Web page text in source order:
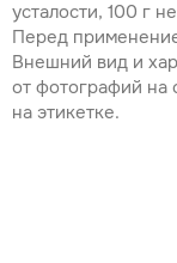
усталости, 100 г
Перед
Внешний вид и
от фотографий на
на этикетке.